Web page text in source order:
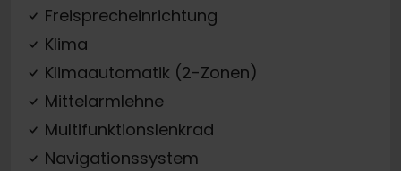
Freisprecheinrichtung
Klima
Klimaautomatik (2-Zonen)
Mittelarmlehne
Multifunktionslenkrad
Navigationssystem